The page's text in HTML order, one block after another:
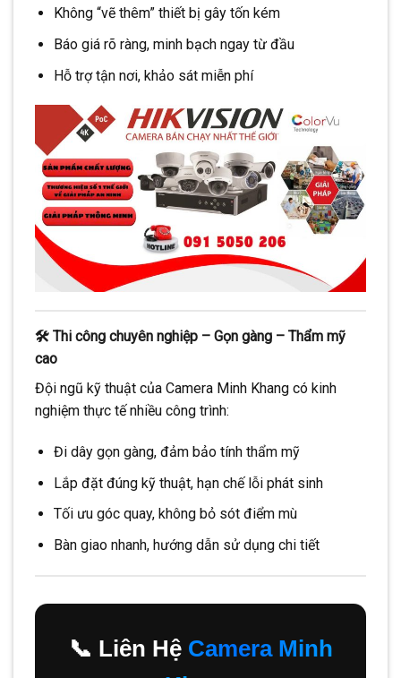
Không “vẽ thêm” thiết bị gây tốn kém
Báo giá rõ ràng, minh bạch ngay từ đầu
Hỗ trợ tận nơi, khảo sát miễn phí
🛠️ Thi công chuyên nghiệp – Gọn gàng – Thẩm mỹ
cao
Đội ngũ kỹ thuật của Camera Minh Khang có kinh
nghiệm thực tế nhiều công trình:
Đi dây gọn gàng, đảm bảo tính thẩm mỹ
Lắp đặt đúng kỹ thuật, hạn chế lỗi phát sinh
Tối ưu góc quay, không bỏ sót điểm mù
Bàn giao nhanh, hướng dẫn sử dụng chi tiết
📞 Liên Hệ Camera Minh